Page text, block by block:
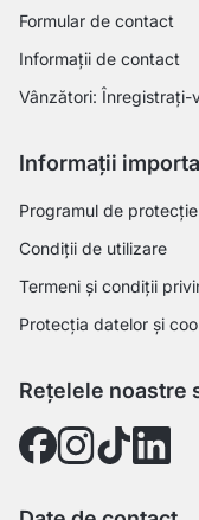
Formular de contact
Informații de contact
Vânzători: Înregistrați-
Informații
Programul de
Condiții de utilizare
Termeni și condiții
Protecția datelor și
Rețelele noastre